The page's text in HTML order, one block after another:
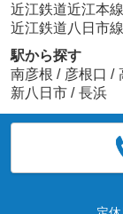
近江鉄道近江本線
近江鉄道八日市線
駅から探す
南彦根 / 彦根口 /
新八日市 / 長浜